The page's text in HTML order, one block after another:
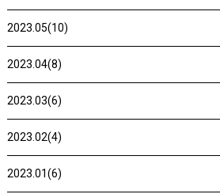
2023.05(10)
2023.04(8)
2023.03(6)
2023.02(4)
2023.01(6)